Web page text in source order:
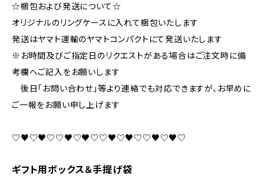
☆梱包および発送について☆
オリジナルのリングケースに入れて梱包いたします
発送はヤマト運輸のヤマトコンパクトにて発送いたします
※お時間及びご指定日のリクエストがある場合はご注文時に備
考欄へご記入をお願いします
後日「お問い合わせ」等より連絡でも対応できますが、お早めに
ご一報をお願い申し上げます
♡♥♡♥♡♡♥♡♥♡♡♥♡♥♡♡♥♡♥♡
ギフト用ボックス＆手提げ袋